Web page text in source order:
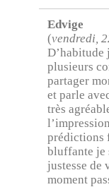
Edvige
(vendredi,
D’habitude
plusieurs
partager
et parle
très
prédictions
bluffante je
justesse de
moment